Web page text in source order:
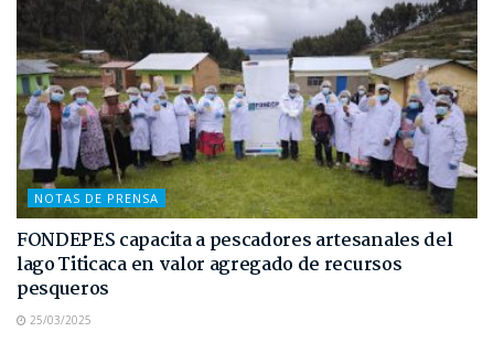
NOTAS DE PRENSA
FONDEPES capacita a pescadores artesanales del
lago Titicaca en valor agregado de recursos
pesqueros
25/03/2025